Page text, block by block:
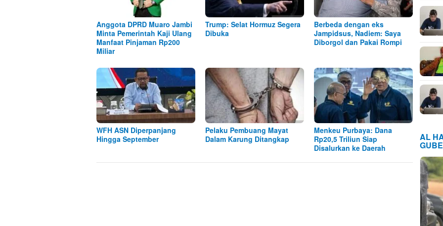
Anggota DPRD Muaro Jambi
Minta Pemerintah Kaji Ulang
Manfaat Pinjaman Rp200
Miliar
Trump: Selat Hormuz Segera
Dibuka
Berbeda dengan eks
Jampidsus, Nadiem: Saya
Diborgol dan Pakai Rompi
WFH ASN Diperpanjang
Hingga September
Pelaku Pembuang Mayat
Dalam Karung Ditangkap
Menkeu Purbaya: Dana
Rp20,5 Triliun Siap
Disalurkan ke Daerah
AL